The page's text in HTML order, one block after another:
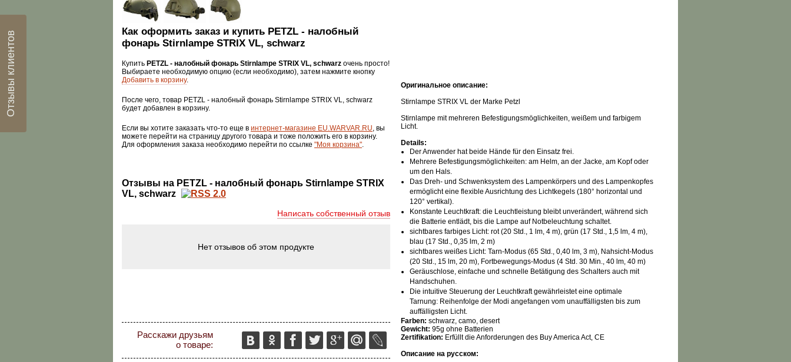
Как оформить заказ и купить PETZL - налобный
фонарь Stirnlampe STRIX VL, schwarz
Купить PETZL - налобный фонарь Stirnlampe STRIX VL, schwarz очень просто!
Выбираете необходимую опцию (если необходимо), затем нажмите кнопку
Добавить в корзину.
После чего, товар PETZL - налобный фонарь Stirnlampe STRIX VL, schwarz
будет добавлен в корзину.
Если вы хотите заказать что-то еще в интернет-магазине EU.WARVAR.RU, вы
можете перейти на страницу другого товара и тоже положить его в корзину.
Для оформления заказа необходимо перейти по ссылке "Моя корзина".
Отзывы на PETZL - налобный фонарь Stirnlampe STRIX
VL, schwarz
Написать собственный отзыв
Нет отзывов об этом продукте
Расскажи друзьям
о товаре:
Оригинальное описание:
Stirnlampe STRIX VL der Marke Petzl
Stirnlampe mit mehreren Befestigungsmöglichkeiten, weißem und farbigem
Licht.
Details:
Der Anwender hat beide Hände für den Einsatz frei.
Mehrere Befestigungsmöglichkeiten: am Helm, an der Jacke, am Kopf oder
um den Hals.
Das Dreh- und Schwenksystem des Lampenkörpers und des Lampenkopfes
ermöglicht eine flexible Ausrichtung des Lichtkegels (180° horizontal und
120° vertikal).
Konstante Leuchtkraft: die Leuchtleistung bleibt unverändert, während sich
die Batterie entlädt, bis die Lampe auf Notbeleuchtung schaltet.
sichtbares farbiges Licht: rot (20 Std., 1 lm, 4 m), grün (17 Std., 1,5 lm, 4 m),
blau (17 Std., 0,35 lm, 2 m)
sichtbares weißes Licht: Tarn-Modus (65 Std., 0,40 lm, 3 m), Nahsicht-Modus
(20 Std., 15 lm, 20 m), Fortbewegungs-Modus (4 Std. 30 Min., 40 lm, 40 m)
Geräuschlose, einfache und schnelle Betätigung des Schalters auch mit
Handschuhen.
Die intuitive Steuerung der Leuchtkraft gewährleistet eine optimale
Tarnung: Reihenfolge der Modi angefangen vom unauffälligsten bis zum
auffälligsten Licht.
Farben: schwarz, camo, desert
Gewicht: 95g ohne Batterien
Zertifikation: Erfüllt die Anforderungen des Buy America Act, CE
Описание на русском:
Отзывы клиентов